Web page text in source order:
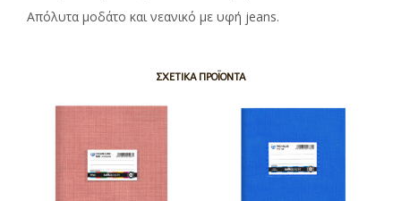
Απόλυτα μοδάτο και νεανικό με υφή jeans.
ΣΧΕΤΙΚΆ ΠΡΟΪΌΝΤΑ